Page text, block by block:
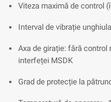
Viteza maximă de control
Interval de vibrație
Axa de girație: fără
interfeței MSDK
Grad de protecție la